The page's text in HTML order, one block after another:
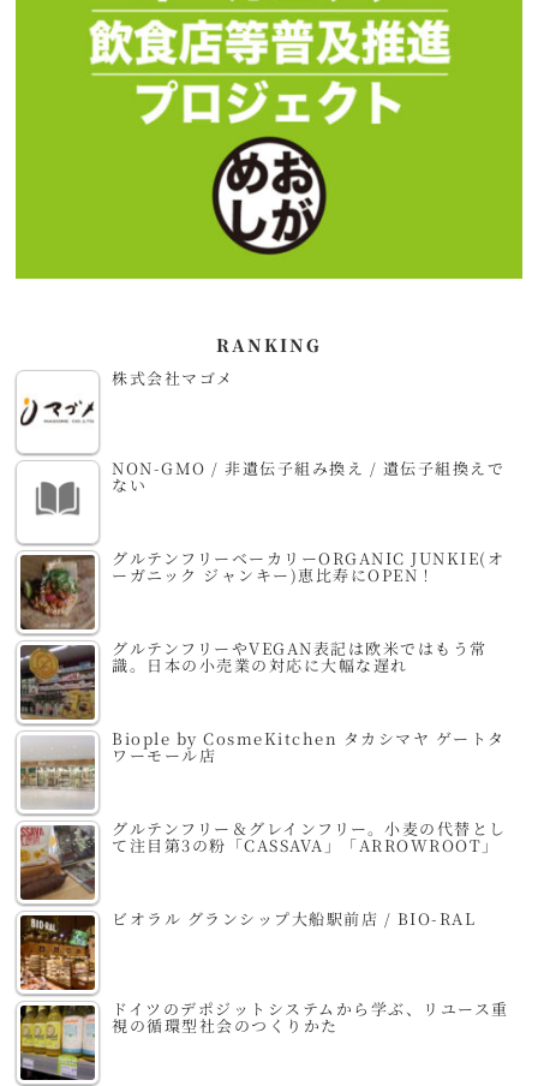
RANKING
株式会社マゴメ
NON-GMO / 非遺伝子組み換え / 遺伝子組換えで
ない
グルテンフリーベーカリーORGANIC JUNKIE(オ
ーガニック ジャンキー)恵比寿にOPEN！
グルテンフリーやVEGAN表記は欧米ではもう常
識。日本の小売業の対応に大幅な遅れ
Biople by CosmeKitchen タカシマヤ ゲートタ
ワーモール店
グルテンフリー＆グレインフリー。小麦の代替とし
て注目第3の粉「CASSAVA」「ARROWROOT」
ビオラル グランシップ大船駅前店 / BIO-RAL
ドイツのデポジットシステムから学ぶ、リユース重
視の循環型社会のつくりかた